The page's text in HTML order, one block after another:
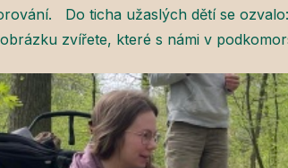
Do ticha užaslých dětí se ozvalo:
zvířete, které s námi v